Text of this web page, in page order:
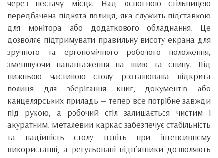
через нестачу місця. Над основною стільницею
передбачена піднята полиця, яка служить підставкою
для монітора або додаткового обладнання. Це
дозволяє підтримувати правильну висоту екрана для
зручного та ергономічного робочого положення,
зменшуючи навантаження на шию та спину. Під
нижньою частиною столу розташована відкрита
полиця для зберігання книг, документів або
канцелярських приладь — тепер все потрібне завжди
під рукою, а робочий стіл залишається чистим і
акуратним. Металевий каркас забезпечує стабільність
та надійність столу навіть при інтенсивному
використанні, а регульовані підп’ятники дозволяють